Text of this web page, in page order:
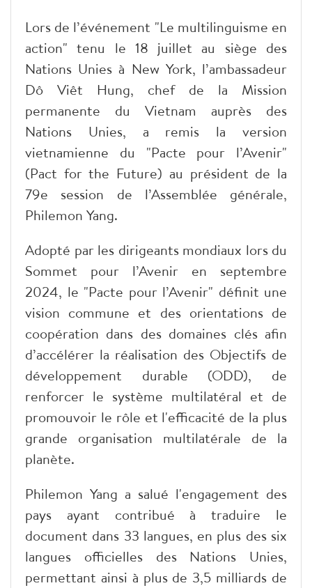
Lors de l’événement "Le multilinguisme en
action" tenu le 18 juillet au siège des
Nations Unies à New York, l’ambassadeur
Dô Viêt Hung, chef de la Mission
permanente du Vietnam auprès des
Nations Unies, a remis la version
vietnamienne du "Pacte pour l’Avenir"
(Pact for the Future) au président de la
79e session de l’Assemblée générale,
Philemon Yang.
Adopté par les dirigeants mondiaux lors du
Sommet pour l’Avenir en septembre
2024, le "Pacte pour l’Avenir" définit une
vision commune et des orientations de
coopération dans des domaines clés afin
d’accélérer la réalisation des Objectifs de
développement durable (ODD), de
renforcer le système multilatéral et de
promouvoir le rôle et l'efficacité de la plus
grande organisation multilatérale de la
planète.
Philemon Yang a salué l'engagement des
pays ayant contribué à traduire le
document dans 33 langues, en plus des six
langues officielles des Nations Unies,
permettant ainsi à plus de 3,5 milliards de